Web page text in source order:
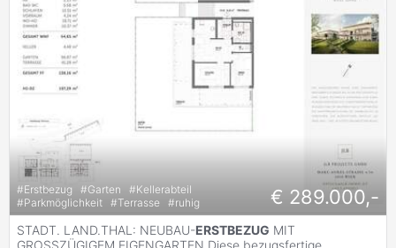
#Erstbezug #Garten #Kellerabteil
#Parkmöglichkeit #Terrasse #ruhig € 289.000,-
STADT. LAND.THAL: NEUBAU-ERSTBEZUG MIT